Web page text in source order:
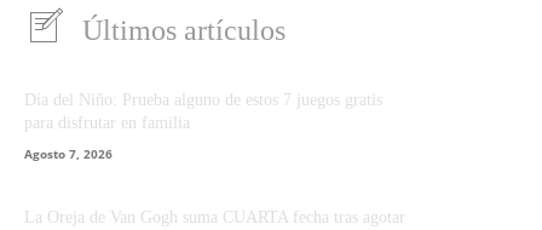
Últimos artículos
Día del Niño: Prueba alguno de estos 7 juegos gratis
para disfrutar en familia
Agosto 7, 2026
La Oreja de Van Gogh suma CUARTA fecha tras agotar